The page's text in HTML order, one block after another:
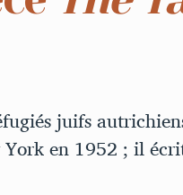
juifs
en 1952 ; il